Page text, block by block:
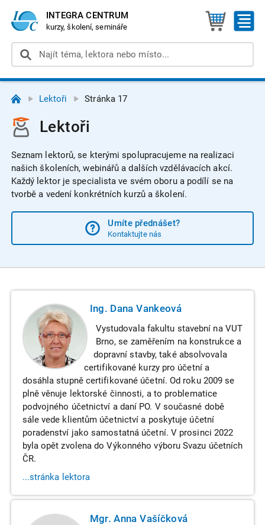
INTEGRA CENTRUM
kurzy, školení, semináře
Lektoři Stránka 17
Lektoři
Seznam lektorů, se kterými spolupracujeme na realizaci
našich školeních, webinářů a dalších vzdělávacích akcí.
Každý lektor je specialista ve svém oboru a podílí se na
tvorbě a vedení konkrétních kurzů a školení.
Umíte přednášet?
Kontaktujte nás
Ing. Dana Vankeová
Vystudovala fakultu stavební na VUT
Brno, se zaměřením na konstrukce a
dopravní stavby, také absolvovala
certifikované kurzy pro účetní a
dosáhla stupně certifikované účetní. Od roku 2009 se
plně věnuje lektorské činnosti, a to problematice
podvojného účetnictví a daní PO. V současné době
sále vede klientům účetnictví a poskytuje účetní
poradenství jako samostatná účetní. V prosinci 2022
byla opět zvolena do Výkonného výboru Svazu účetních
ČR.
...stránka lektora
Mgr. Anna Vašíčková